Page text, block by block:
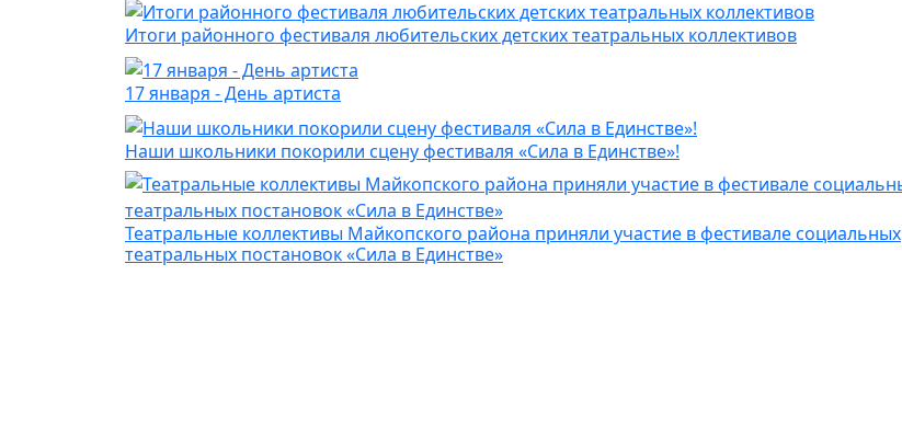
Итоги районного фестиваля любительских детских театральных коллективов
17 января - День артиста
Наши школьники покорили сцену фестиваля «Сила в Единстве»!
Театральные коллективы Майкопского района приняли участие в фестивале социальных
театральных постановок «Сила в Единстве»